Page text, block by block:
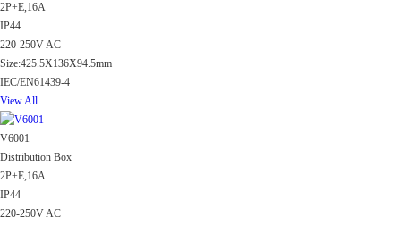
2P+E,16A
IP44
220-250V AC
Size:425.5X136X94.5mm
IEC/EN61439-4
View All
V6001
Distribution Box
2P+E,16A
IP44
220-250V AC